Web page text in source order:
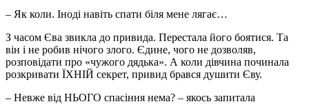
– Як коли. Іноді навіть спати біля мене лягає…
З часом Єва звикла до привида. Перестала його боятися. Та
він і не робив нічого злого. Єдине, чого не дозволяв,
розповідати про «чужого дядька». А коли дівчина починала
розкривати ЇХНІЙ секрет, привид брався душити Єву.
– Невже від НЬОГО спасіння нема? – якось запитала